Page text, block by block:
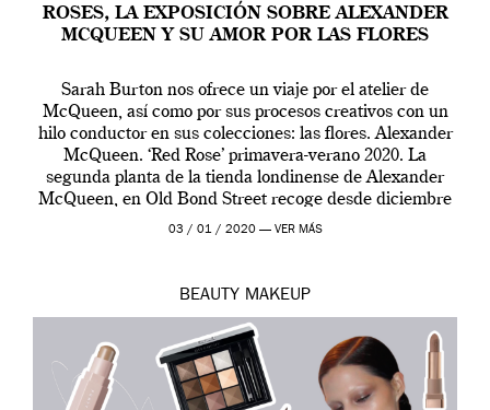
ROSES, LA EXPOSICIÓN SOBRE ALEXANDER
MCQUEEN Y SU AMOR POR LAS FLORES
Sarah Burton nos ofrece un viaje por el atelier de
McQueen, así como por sus procesos creativos con un
hilo conductor en sus colecciones: las flores. Alexander
McQueen. ‘Red Rose’ primavera-verano 2020. La
segunda planta de la tienda londinense de Alexander
McQueen, en Old Bond Street recoge desde diciembre
de 2019 hasta final de abril […]
03 / 01 / 2020 — VER MÁS
BEAUTY MAKEUP